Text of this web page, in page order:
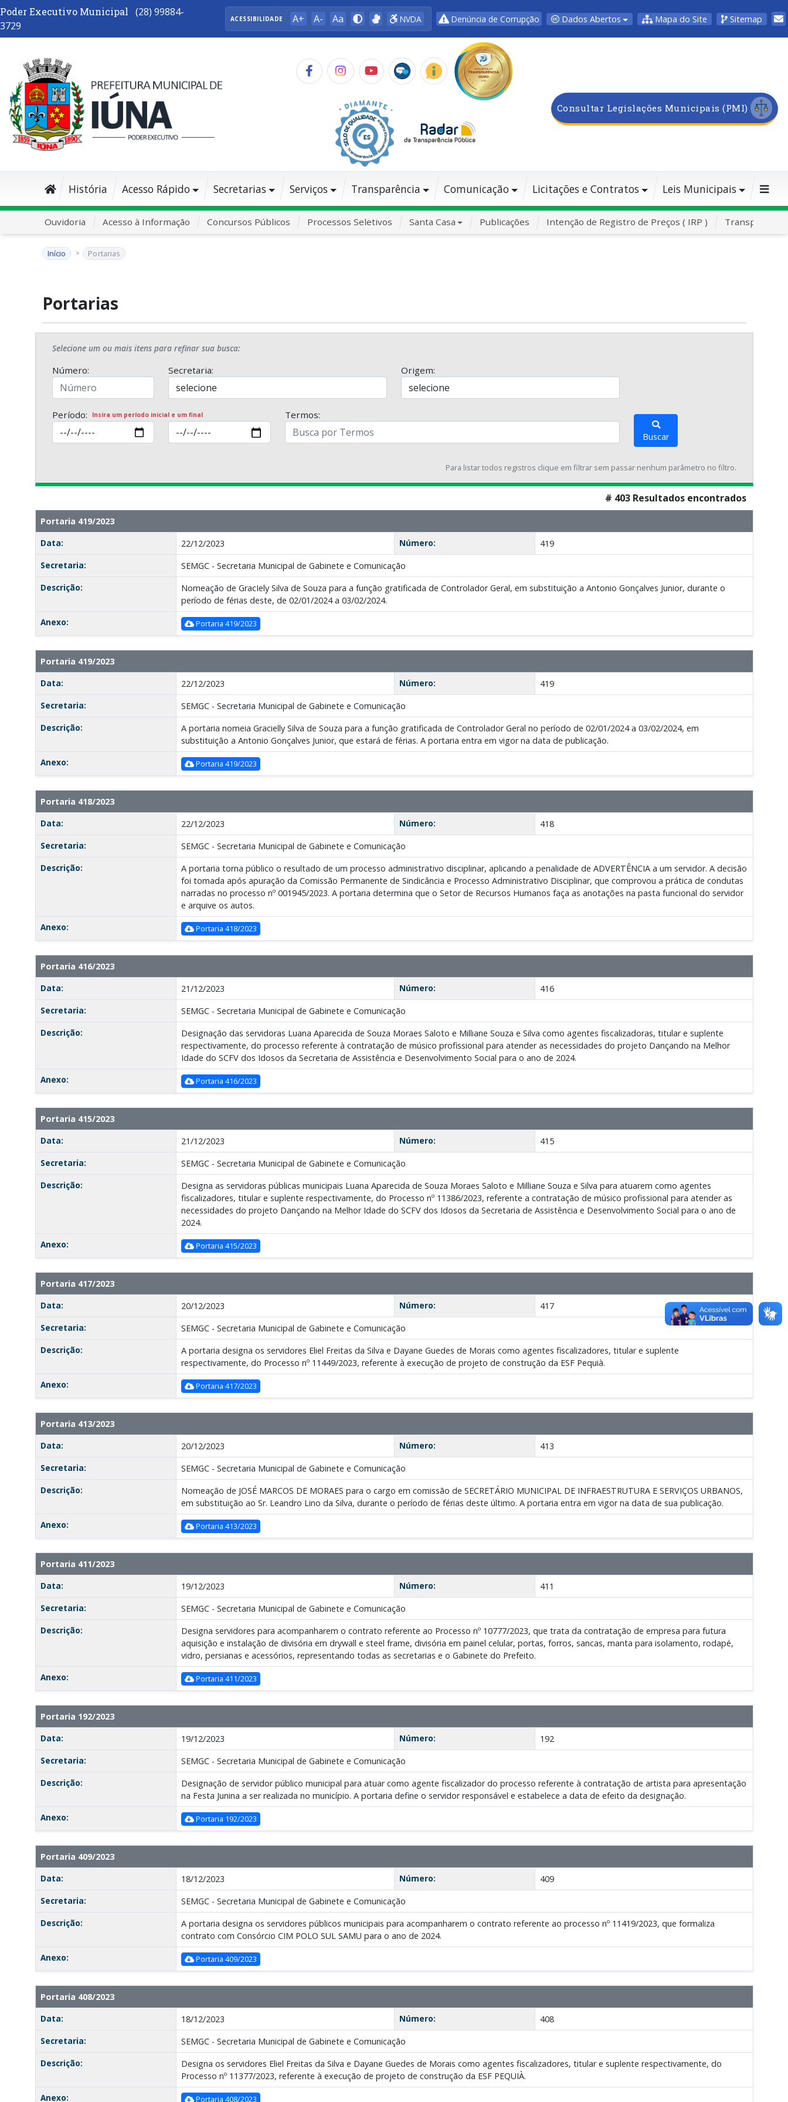
Poder Executivo Municipal
(28) 99884-
3729
ACESSIBILIDADE A+ A- Aa NVDA Denúncia de Corrupção Dados Abertos Mapa do Site Sitemap
Consultar Legislações Municipais (PMI)
História Acesso Rápido Secretarias Serviços Transparência Comunicação Licitações e Contratos Leis Municipais
Ouvidoria Acesso à Informação Concursos Públicos Processos Seletivos Santa Casa Publicações Intenção de Registro de Preços ( IRP ) Transporte
Início Portarias
Portarias
Selecione um ou mais itens para refinar sua busca:
Número: Secretaria: Origem:
Período: Insira um período inicial e um final Termos:
Buscar
Para listar todos registros clique em filtrar sem passar nenhum parâmetro no filtro.
# 403 Resultados encontrados
Portaria 419/2023
Data:
22/12/2023 Número:
419
Secretaria:
SEMGC - Secretaria Municipal de Gabinete e Comunicação
Descrição:
Nomeação de GracIely Silva de Souza para a função gratificada de Controlador Geral, em substituição a Antonio Gonçalves Junior, durante o
período de férias deste, de 02/01/2024 a 03/02/2024.
Anexo:
Portaria 419/2023
Portaria 419/2023
Data:
22/12/2023 Número:
419
Secretaria:
SEMGC - Secretaria Municipal de Gabinete e Comunicação
Descrição:
A portaria nomeia Gracielly Silva de Souza para a função gratificada de Controlador Geral no período de 02/01/2024 a 03/02/2024, em
substituição a Antonio Gonçalves Junior, que estará de férias. A portaria entra em vigor na data de publicação.
Anexo:
Portaria 419/2023
Portaria 418/2023
Data:
22/12/2023 Número:
418
Secretaria:
SEMGC - Secretaria Municipal de Gabinete e Comunicação
Descrição:
A portaria torna público o resultado de um processo administrativo disciplinar, aplicando a penalidade de ADVERTÊNCIA a um servidor. A decisão
foi tomada após apuração da Comissão Permanente de Sindicância e Processo Administrativo Disciplinar, que comprovou a prática de condutas
narradas no processo nº 001945/2023. A portaria determina que o Setor de Recursos Humanos faça as anotações na pasta funcional do servidor
e arquive os autos.
Anexo:
Portaria 418/2023
Portaria 416/2023
Data:
21/12/2023 Número:
416
Secretaria:
SEMGC - Secretaria Municipal de Gabinete e Comunicação
Descrição:
Designação das servidoras Luana Aparecida de Souza Moraes Saloto e Milliane Souza e Silva como agentes fiscalizadoras, titular e suplente
respectivamente, do processo referente à contratação de músico profissional para atender as necessidades do projeto Dançando na Melhor
Idade do SCFV dos Idosos da Secretaria de Assistência e Desenvolvimento Social para o ano de 2024.
Anexo:
Portaria 416/2023
Portaria 415/2023
Data:
21/12/2023 Número:
415
Secretaria:
SEMGC - Secretaria Municipal de Gabinete e Comunicação
Descrição:
Designa as servidoras públicas municipais Luana Aparecida de Souza Moraes Saloto e Milliane Souza e Silva para atuarem como agentes
fiscalizadores, titular e suplente respectivamente, do Processo nº 11386/2023, referente a contratação de músico profissional para atender as
necessidades do projeto Dançando na Melhor Idade do SCFV dos Idosos da Secretaria de Assistência e Desenvolvimento Social para o ano de
2024.
Anexo:
Portaria 415/2023
Portaria 417/2023
Data:
20/12/2023 Número:
417
Secretaria:
SEMGC - Secretaria Municipal de Gabinete e Comunicação
Descrição:
A portaria designa os servidores Eliel Freitas da Silva e Dayane Guedes de Morais como agentes fiscalizadores, titular e suplente
respectivamente, do Processo nº 11449/2023, referente à execução de projeto de construção da ESF Pequià.
Anexo:
Portaria 417/2023
Portaria 413/2023
Data:
20/12/2023 Número:
413
Secretaria:
SEMGC - Secretaria Municipal de Gabinete e Comunicação
Descrição:
Nomeação de JOSÉ MARCOS DE MORAES para o cargo em comissão de SECRETÁRIO MUNICIPAL DE INFRAESTRUTURA E SERVIÇOS URBANOS,
em substituição ao Sr. Leandro Lino da Silva, durante o período de férias deste último. A portaria entra em vigor na data de sua publicação.
Anexo:
Portaria 413/2023
Portaria 411/2023
Data:
19/12/2023 Número:
411
Secretaria:
SEMGC - Secretaria Municipal de Gabinete e Comunicação
Descrição:
Designa servidores para acompanharem o contrato referente ao Processo nº 10777/2023, que trata da contratação de empresa para futura
aquisição e instalação de divisória em drywall e steel frame, divisória em painel celular, portas, forros, sancas, manta para isolamento, rodapé,
vidro, persianas e acessórios, representando todas as secretarias e o Gabinete do Prefeito.
Anexo:
Portaria 411/2023
Portaria 192/2023
Data:
19/12/2023 Número:
192
Secretaria:
SEMGC - Secretaria Municipal de Gabinete e Comunicação
Descrição:
Designação de servidor público municipal para atuar como agente fiscalizador do processo referente à contratação de artista para apresentação
na Festa Junina a ser realizada no município. A portaria define o servidor responsável e estabelece a data de efeito da designação.
Anexo:
Portaria 192/2023
Portaria 409/2023
Data:
18/12/2023 Número:
409
Secretaria:
SEMGC - Secretaria Municipal de Gabinete e Comunicação
Descrição:
A portaria designa os servidores públicos municipais para acompanharem o contrato referente ao processo nº 11419/2023, que formaliza
contrato com Consórcio CIM POLO SUL SAMU para o ano de 2024.
Anexo:
Portaria 409/2023
Portaria 408/2023
Data:
18/12/2023 Número:
408
Secretaria:
SEMGC - Secretaria Municipal de Gabinete e Comunicação
Descrição:
Designa os servidores Eliel Freitas da Silva e Dayane Guedes de Morais como agentes fiscalizadores, titular e suplente respectivamente, do
Processo nº 11377/2023, referente à execução de projeto de construção da ESF PEQUIÀ.
Anexo:
Portaria 408/2023